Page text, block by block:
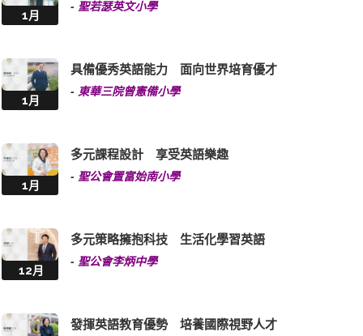
1月
- 聖若瑟英文小學
1月
具備優秀英語能力 面向世界培育優才
- 東華三院曾憲備小學
1月
多元課程設計 享受英語樂趣
- 聖公會置富始南小學
12月
多元策略擁抱科技 生活化學習英語
- 聖公會李炳中學
發揮英語教育優勢 培養國際視野人才